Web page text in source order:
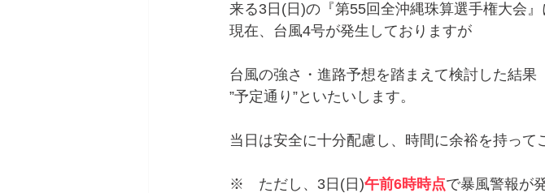
来る3日(日)の『第55回全沖縄珠算選手権大会』
現在、台風4号が発生しておりますが
台風の強さ・進路予想を踏まえて検討した結果
”予定通り”といたいします。
当日は安全に十分配慮し、時間に余裕を持って
※　ただし、3日(日)午前6時時点で暴風警報が